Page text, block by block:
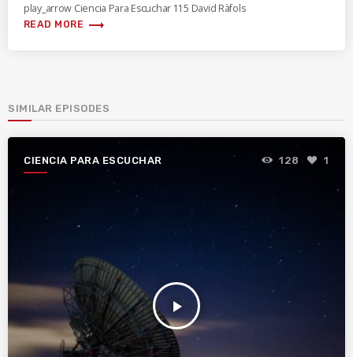
play_arrow Ciencia Para Escuchar 115 David Ràfols
READ MORE trending_flat
SIMILAR EPISODES
CIENCIA PARA ESCUCHAR
play_arrow
128 1